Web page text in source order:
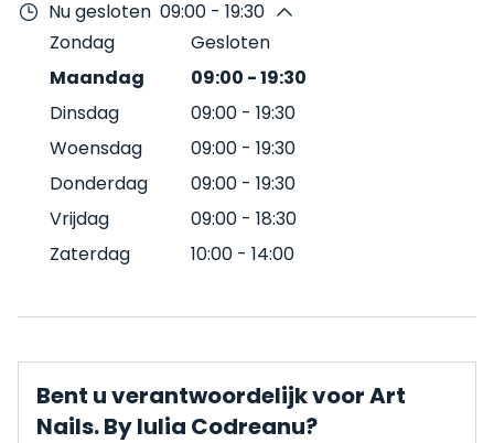
Nu gesloten 09:00 - 19:30
Zondag
Gesloten
Maandag
09:00 -19:30
Dinsdag
09:00 - 19:30
Woensdag
09:00 - 19:30
Donderdag
09:00 - 19:30
Vrijdag
09:00 - 18:30
Zaterdag
10:00 - 14:00
Bent u verantwoordelijk voor Art
Nails. By Iulia Codreanu?